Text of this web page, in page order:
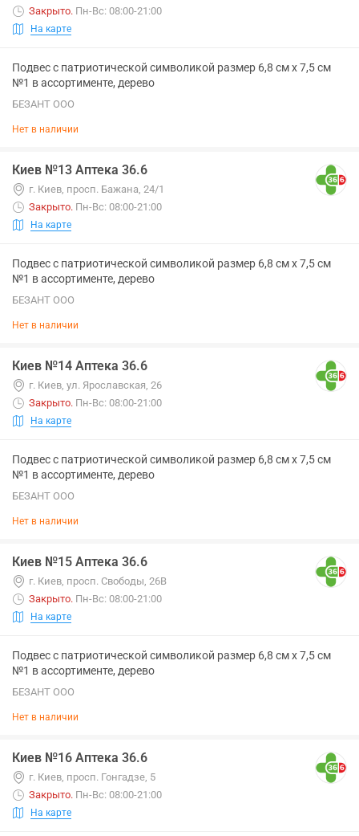
Закрыто. Пн-Вс: 08:00-21:00
На карте
Подвес с патриотической символикой размер 6,8 см х 7,5 см
№1 в ассортименте, дерево
БЕЗАНТ ООО
Нет в наличии
Киев №13 Аптека 36.6
г. Киев, просп. Бажана, 24/1
Закрыто. Пн-Вс: 08:00-21:00
На карте
Подвес с патриотической символикой размер 6,8 см х 7,5 см
№1 в ассортименте, дерево
БЕЗАНТ ООО
Нет в наличии
Киев №14 Аптека 36.6
г. Киев, ул. Ярославская, 26
Закрыто. Пн-Вс: 08:00-21:00
На карте
Подвес с патриотической символикой размер 6,8 см х 7,5 см
№1 в ассортименте, дерево
БЕЗАНТ ООО
Нет в наличии
Киев №15 Аптека 36.6
г. Киев, просп. Свободы, 26В
Закрыто. Пн-Вс: 08:00-21:00
На карте
Подвес с патриотической символикой размер 6,8 см х 7,5 см
№1 в ассортименте, дерево
БЕЗАНТ ООО
Нет в наличии
Киев №16 Аптека 36.6
г. Киев, просп. Гонгадзе, 5
Закрыто. Пн-Вс: 08:00-21:00
На карте